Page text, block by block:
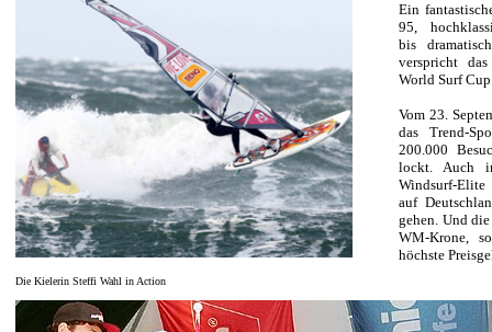
Die Kielerin Steffi Wahl in Action
Ein
95,
bis
verspricht das
World Surf
Vom 23.
das Trend-
200.000
lockt. Auch
Windsurf-Elite
auf
gehen. Und
WM-Krone,
höchste